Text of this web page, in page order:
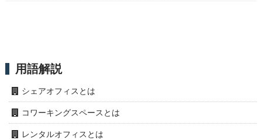
用語解説
シェアオフィスとは
コワーキングスペースとは
レンタルオフィスとは